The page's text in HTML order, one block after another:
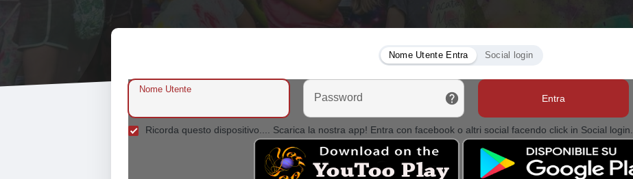
Nome Utente Entra Social login
Nome Utente
Password Entra
Ricorda questo dispositivo.... Scarica la nostra app! Entra con facebook o altri social facendo click in Social login.